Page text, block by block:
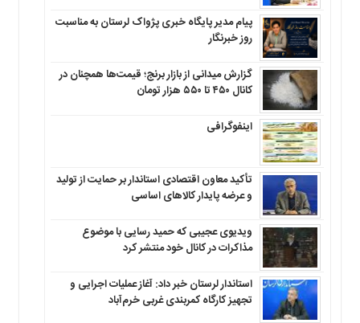
پیام مدیر پایگاه خبری پژواک لرستان به مناسبت
روز خبرنگار
گزارش میدانی از بازار برنج؛ قیمت‌ها همچنان در
کانال ۴۵۰ تا ۵۵۰ هزار تومان
اینفوگرافی
تأکید معاون اقتصادی استاندار بر حمایت از تولید
و عرضه پایدار کالاهای اساسی
ویدیوی عجیبی که حمید رسایی با موضوع
مذاکرات در کانال خود منتشر کرد
استاندار لرستان خبر داد: آغاز عملیات اجرایی و
تجهیز کارگاه کمربندی غربی خرم‌آباد